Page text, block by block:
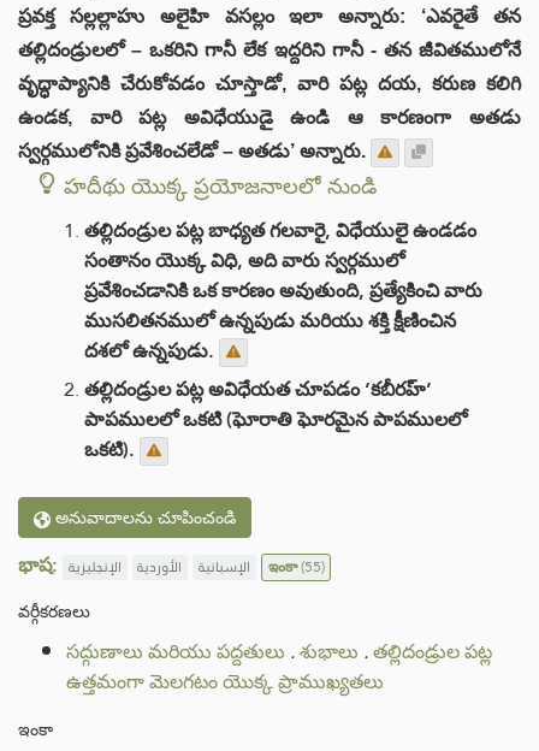
ప్రవక్త సల్లల్లాహు అలైహి వసల్లం ఇలా అన్నారు: ‘ఎవరైతే తన
తల్లిదండ్రులలో – ఒకరిని గానీ లేక ఇద్దరిని గానీ - తన జీవితములోనే
వృద్ధాప్యానికి చేరుకోవడం చూస్తాడో, వారి పట్ల దయ, కరుణ కలిగి
ఉండక, వారి పట్ల అవిధేయుడై ఉండి ఆ కారణంగా అతడు
స్వర్గములోనికి ప్రవేశించలేడో – అతడు’ అన్నారు.
హదీథు యొక్క ప్రయోజనాలలో నుండి
తల్లిదండ్రుల పట్ల బాధ్యత గలవారై, విధేయులై ఉండడం
సంతానం యొక్క విధి, అది వారు స్వర్గములో
ప్రవేశించడానికి ఒక కారణం అవుతుంది, ప్రత్యేకించి వారు
ముసలితనములో ఉన్నపుడు మరియు శక్తి క్షీణించిన
దశలో ఉన్నపుడు.
తల్లిదండ్రుల పట్ల అవిధేయత చూపడం ‘కబీరహ్’
పాపములలో ఒకటి (ఘోరాతి ఘోరమైన పాపములలో
ఒకటి).
అనువాదాలను చూపించండి
భాష: الإنجليزية الأوردية الإسبانية ఇంకా(55)
వర్గీకరణలు
సద్గుణాలు మరియు పద్దతులు .శుభాలు .తల్లిదండ్రుల పట్ల
ఉత్తమంగా మెలగటం యొక్క ప్రాముఖ్యతలు
ఇంకా